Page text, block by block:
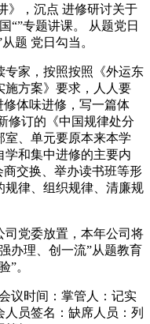
》，沉点 进修研讨关于
“”专题讲课。 从题党日
题 党日勾当。
家，按照按照《外运东
施方案》要求，人人要
修体味进修，写一篇体
修订的《中国规律处分
、单元要原本来本学
学和集中进修的主要内
交换、举办读书班等形
规律、组织规律、清廉规
党委放置，本年公司将
办理、创一流”从题教育
”。
时间：掌管人：记实
员签名：缺席人员：列